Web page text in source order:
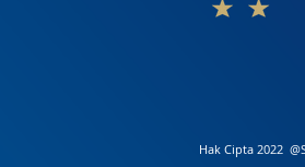
Hak Cipta 2022